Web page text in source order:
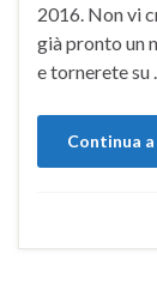
2016. Non vi
già pronto un
e tornerete su …
Continua